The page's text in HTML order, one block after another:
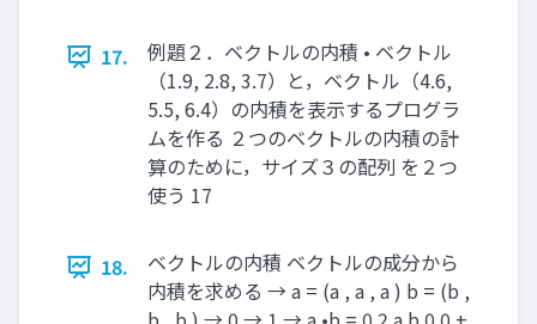
17.
例題２．ベクトルの内積 • ベクトル
（1.9, 2.8, 3.7）と，ベクトル（4.6,
5.5, 6.4）の内積を表示するプログラ
ムを作る ２つのベクトルの内積の計
算のために，サイズ３の配列 を２つ
使う 17
18.
ベクトルの内積 ベクトルの成分から
内積を求める → a = (a , a , a ) b = (b ,